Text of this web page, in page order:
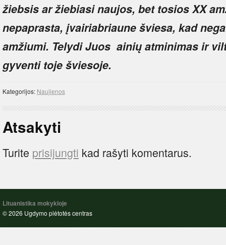
žiebsis ar žiebiasi naujos, bet tosios XX
nepaprasta, įvairiabriaune šviesa, kad
amžiumi. Telydi Juos ainių atminimas ir
gyventi toje šviesoje.
Kategorijos: Naujienos
Atsakyti
Turite prisijungti kad rašyti komentarus.
Lituanistika mokykloje
© 2026 Ugdymo plėtotės centras